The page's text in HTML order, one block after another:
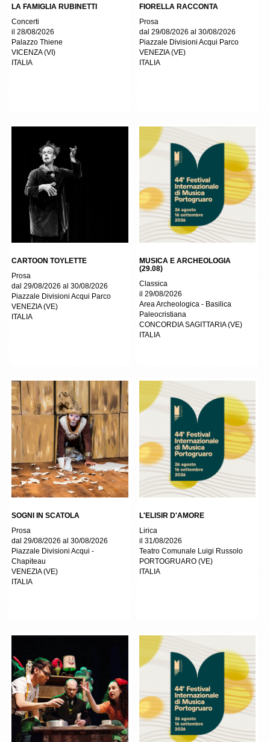
LA FAMIGLIA RUBINETTI
Concerti
il 28/08/2026
Palazzo Thiene
VICENZA(VI)
ITALIA
FIORELLA RACCONTA
Prosa
dal 29/08/2026 al 30/08/2026
Piazzale Divisioni Acqui Parco
VENEZIA(VE)
ITALIA
CARTOON TOYLETTE
Prosa
dal 29/08/2026 al 30/08/2026
Piazzale Divisioni Acqui Parco
VENEZIA(VE)
ITALIA
MUSICA E ARCHEOLOGIA
(29.08)
Classica
il 29/08/2026
Area Archeologica - Basilica
Paleocristiana
CONCORDIA SAGITTARIA(VE)
ITALIA
SOGNI IN SCATOLA
Prosa
dal 29/08/2026 al 30/08/2026
Piazzale Divisioni Acqui -
Chapiteau
VENEZIA(VE)
ITALIA
L'ELISIR D'AMORE
Lirica
il 31/08/2026
Teatro Comunale Luigi Russolo
PORTOGRUARO(VE)
ITALIA